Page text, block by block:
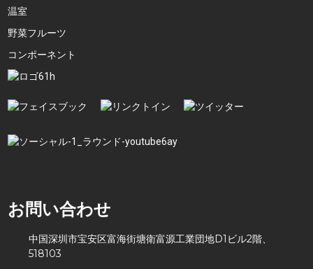
温室
野菜フルーツ
コンポーネント
お問い合わせ
中国深圳市宝安区富海街塘衛富源工業団地D1ビル2階、
518103